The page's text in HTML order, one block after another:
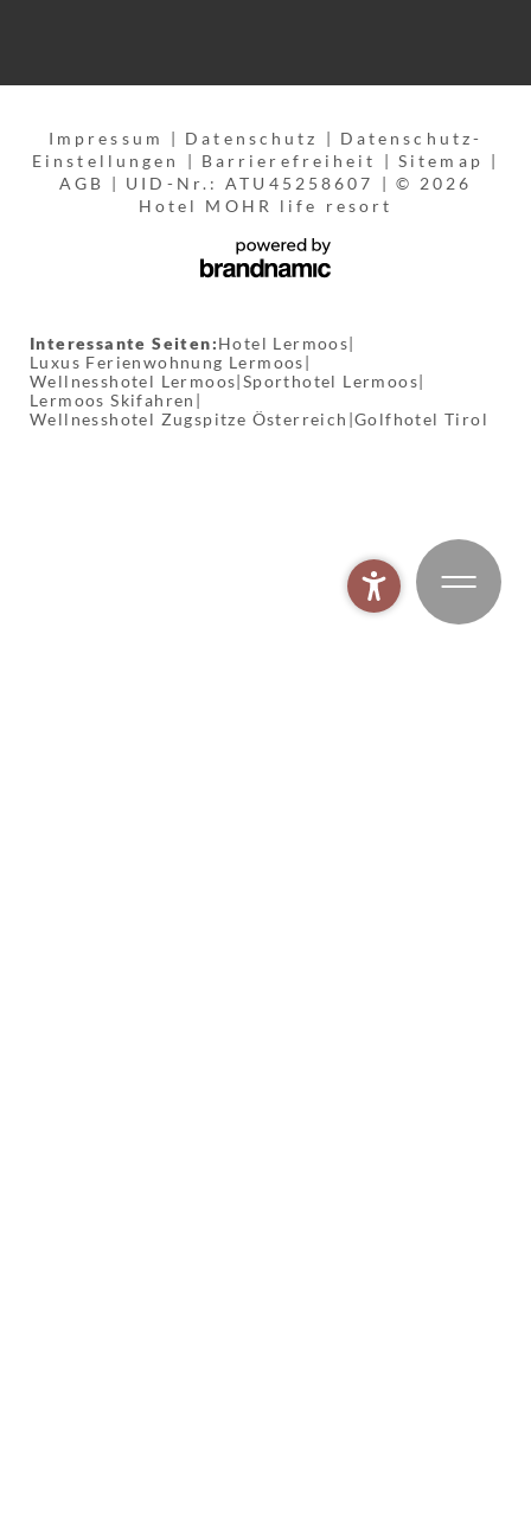
Impressum | Datenschutz | Datenschutz-
Einstellungen | Barrierefreiheit | Sitemap |
AGB | UID-Nr.: ATU45258607 | © 2026
Hotel MOHR life resort
Interessante Seiten:Hotel Lermoos|
Luxus Ferienwohnung Lermoos|
Wellnesshotel Lermoos|Sporthotel Lermoos|
Lermoos Skifahren |
Wellnesshotel Zugspitze Österreich |Golfhotel Tirol